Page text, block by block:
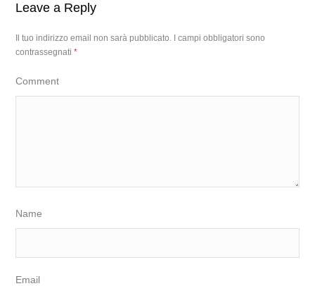
Leave a Reply
Il tuo indirizzo email non sarà pubblicato.
I campi obbligatori sono
contrassegnati*
Comment
Name
Email